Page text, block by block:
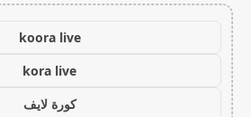
koora live
kora live
كورة لايف